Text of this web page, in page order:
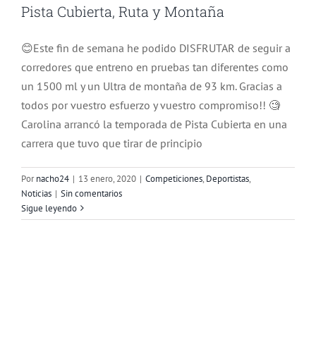
Pista Cubierta, Ruta y Montaña
😊Este fin de semana he podido DISFRUTAR de seguir a
corredores que entreno en pruebas tan diferentes como
un 1500 ml y un Ultra de montaña de 93 km. Gracias a
todos por vuestro esfuerzo y vuestro compromiso!! 🧐
Carolina arrancó la temporada de Pista Cubierta en una
carrera que tuvo que tirar de principio
Pornacho24 | 13 enero, 2020 | Competiciones, Deportistas,
Noticias | Sin comentarios
Sigue leyendo